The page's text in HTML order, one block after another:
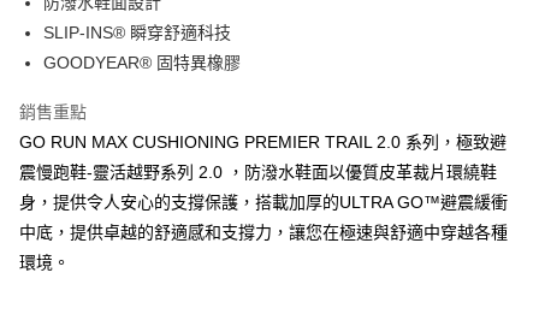
【大哥付你分期使用說明】
1.本服務由台灣大哥大提供，台灣大哥大用戶可立即使用無須另外申請。
2.付款方式選擇「大哥付你分期」，訂單成立後會自動跳轉到大哥付的交易
流程，驗證手機門號後，選擇欲分期的期數、繳款截止日，確認付款後即完
3.實際核准額度、可分期數及費用金額請依後續交易確認頁面所載為準。
4.訂單成立30分鐘內，如未前往確認交易或遇審核未通過，訂單將自動取
消。如遇「轉專審核」未通過狀況，表示未達大哥付你分期系統評分，恕無
法說明評估內容。
【繳款方式說明】
1.分期款項不併入電信帳單，「大哥付你分期」於每月結算日後寄送繳費提
2.透過簡訊連結打開帳單後，可選擇「超商條碼／台灣大直營門市／銀行轉
ATM付款
宅配
SLIP-INS® 瞬穿舒適科技
GOODYEAR® 固特異橡膠
銷售重點
GO RUN MAX CUSHIONING PREMIER TRAIL 2.0 系列，極致避
震慢跑鞋-靈活越野系列 2.0 ，防潑水鞋面以優質皮革裁片環繞鞋
身，提供令人安心的支撐保護，搭載加厚的ULTRA GO™避震緩衝
中底，提供卓越的舒適感和支撐力，讓您在極速與舒適中穿越各種
環境。